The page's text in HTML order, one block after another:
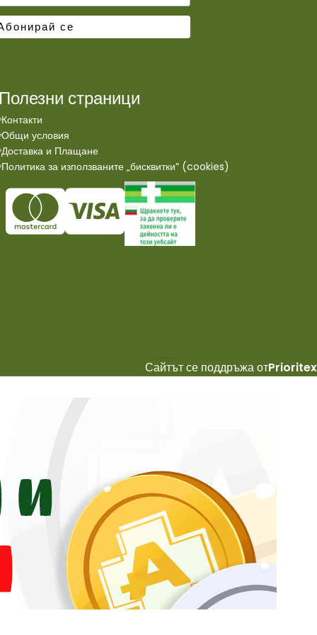
страници
Контакти
Общи условия
Доставка и Плащане
Политика за използваните „бисквитки“ (cookies)
Сайтът се поддръжа отPrioritex